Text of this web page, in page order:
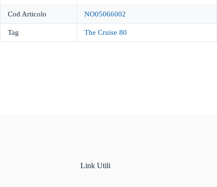
Cod Articolo NO05066002
Tag The Cruise 80
Link Utili